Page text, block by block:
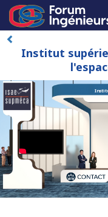
Institut